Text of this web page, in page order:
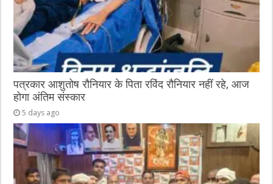
पत्रकार आशुतोष रौनियार के पिता रविंद रौनियार नहीं रहे, आज
होगा अंतिम संस्कार
5 days ago